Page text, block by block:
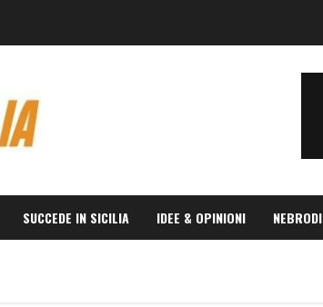
SUCCEDE IN SICILIA IDEE & OPINIONI NEBRODI